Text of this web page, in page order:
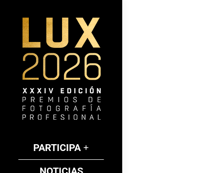
PARTICIPA